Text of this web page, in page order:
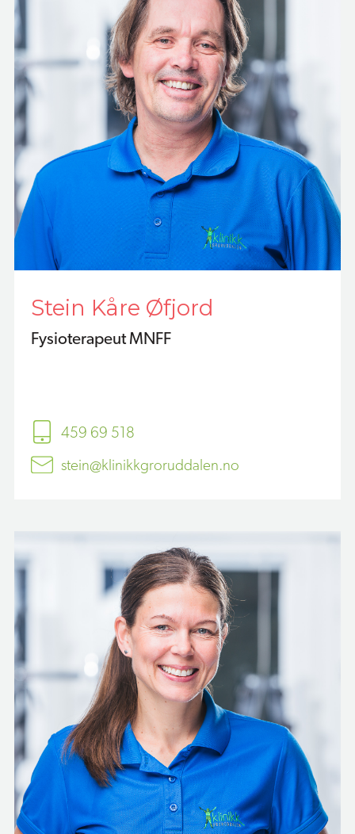
Stein Kåre Øfjord
Fysioterapeut MNFF
459 69 518
stein@klinikkgroruddalen.no